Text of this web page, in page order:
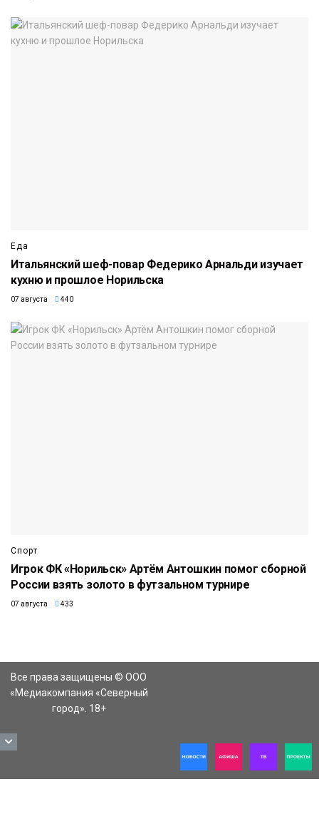
Еда
Итальянский шеф-повар Федерико Арнальди изучает
кухню и прошлое Норильска
07 августа 440
Спорт
Игрок ФК «Норильск» Артём Антошкин помог сборной
России взять золото в футзальном турнире
07 августа 433
Все права защищены © ООО
«Медиакомпания «Северный
город». 18+